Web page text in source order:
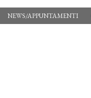
NEWS/APPUNTAMENTI